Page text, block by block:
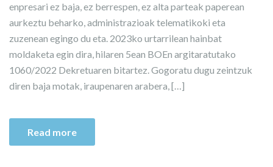
enpresari ez baja, ez berrespen, ez alta parteak paperean
aurkeztu beharko, administrazioak telematikoki eta
zuzenean egingo du eta. 2023ko urtarrilean hainbat
moldaketa egin dira, hilaren 5ean BOEn argitaratutako
1060/2022 Dekretuaren bitartez. Gogoratu dugu zeintzuk
diren baja motak, iraupenaren arabera, […]
Read more